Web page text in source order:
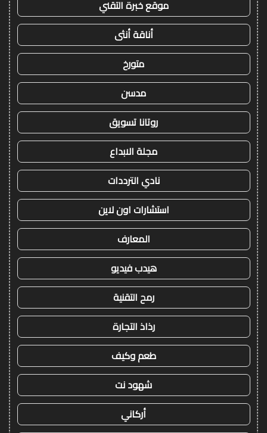
موقع خبرة التقني
أناقة أنثى
متورخ
مدسن
روتانا تسويق
مجلة الابداع
نادي الترددات
استشارات اون لاين
المعارف
هيدب فيديو
رمح التقنية
رذاذ التجارة
طعم وكيف
شهود نت
أركاني